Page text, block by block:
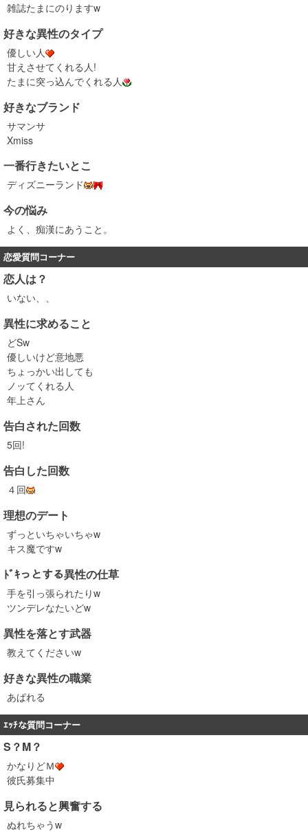
雑誌たまにのりますw
好きな異性のタイプ
優しい人
甘えさせてくれる人!
たまに突っ込んでくれる人
好きなブランド
サマンサ
Xmiss
一番行きたいとこ
ディズニーランド
今の悩み
よく、痴漢にあうこと。
恋愛質問コーナー
恋人は？
いない、、
異性に求めること
どSw
優しいけど意地悪
ちょっかい出しても
ノッてくれる人
年上さん
告白された回数
5回!
告白した回数
４回
理想のデート
ずっといちゃいちゃw
キス魔ですw
ﾄﾞｷっとする異性の仕草
手を引っ張られたりw
ツンデレなたいどw
異性を落とす武器
教えてくださいw
好きな異性の職業
あぱれる
ｴｯﾁな質問コーナー
S？M？
かなりどＭ
彼氏募集中
見られると興奮する
ぬれちゃうw